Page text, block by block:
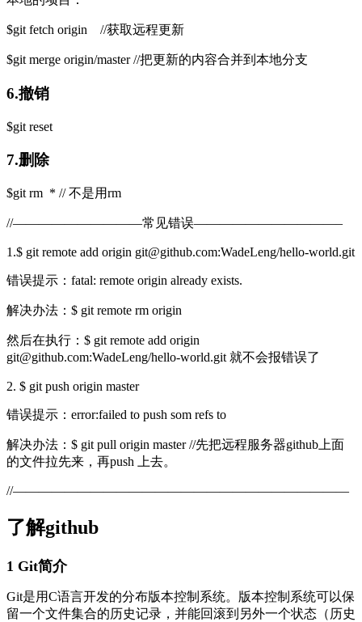
$git fetch origin //获取远程更新
$git merge origin/master //把更新的内容合并到本地分支
6.撤销
$git reset
7.删除
$git rm * // 不是用rm
//——————————常见错误———————————–
1.$ git remote add origin git@github.com:WadeLeng/hello-world.git
错误提示：fatal: remote origin already exists.
解决办法：$ git remote rm origin
然后在执行：$ git remote add origin
git@github.com:WadeLeng/hello-world.git 就不会报错误了
2. $ git push origin master
错误提示：error:failed to push som refs to
解决办法：$ git pull origin master //先把远程服务器github上面
的文件拉先来，再push 上去。
//——————————————————————————
了解github
1 Git简介
Git是用C语言开发的分布版本控制系统。版本控制系统可以保
留一个文件集合的历史记录，并能回滚到另外一个状态（历史